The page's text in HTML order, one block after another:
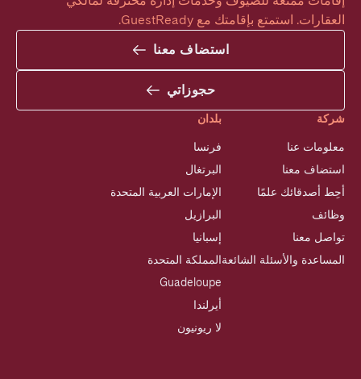
العقارات. استمتع بإقامتك مع GuestReady.
استضاف معنا
حجوزاتي
شركة
معلومات عنا
استضاف معنا
أحِط أصدقائك علمًا
وظائف
تواصل معنا
المساعدة والأسئلة الشائعة
بلدان
فرنسا
البرتغال
الإمارات العربية المتحدة
البرازيل
إسبانيا
المملكة المتحدة
Guadeloupe
أيرلندا
لا ريونيون